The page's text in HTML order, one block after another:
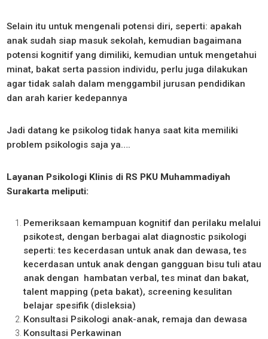
Selain itu untuk mengenali potensi diri, seperti: apakah
anak sudah siap masuk sekolah, kemudian bagaimana
potensi kognitif yang dimiliki, kemudian untuk mengetahui
minat, bakat serta passion individu, perlu juga dilakukan
agar tidak salah dalam menggambil jurusan pendidikan
dan arah karier kedepannya
Jadi datang ke psikolog tidak hanya saat kita memiliki
problem psikologis saja ya….
Layanan Psikologi Klinis di RS PKU Muhammadiyah
Surakarta meliputi:
Pemeriksaan kemampuan kognitif dan perilaku melalui
psikotest, dengan berbagai alat diagnostic psikologi
seperti: tes kecerdasan untuk anak dan dewasa, tes
kecerdasan untuk anak dengan gangguan bisu tuli atau
anak dengan hambatan verbal, tes minat dan bakat,
talent mapping (peta bakat), screening kesulitan
belajar spesifik (disleksia)
Konsultasi Psikologi anak-anak, remaja dan dewasa
Konsultasi Perkawinan